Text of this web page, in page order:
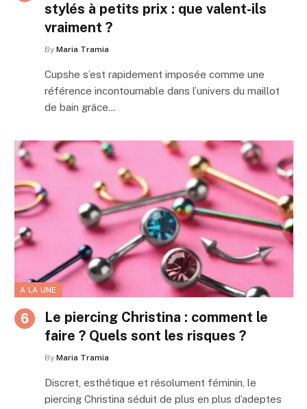
stylés à petits prix : que valent-ils
vraiment ?
By Maria Tramia
Cupshe s’est rapidement imposée comme une
référence incontournable dans l’univers du maillot
de bain grâce…
A LA UNE
Le piercing Christina : comment le
faire ? Quels sont les risques ?
By Maria Tramia
Discret, esthétique et résolument féminin, le
piercing Christina séduit de plus en plus d’adeptes